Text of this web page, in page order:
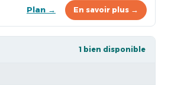
Plan → En savoir plus →
1 bien disponible